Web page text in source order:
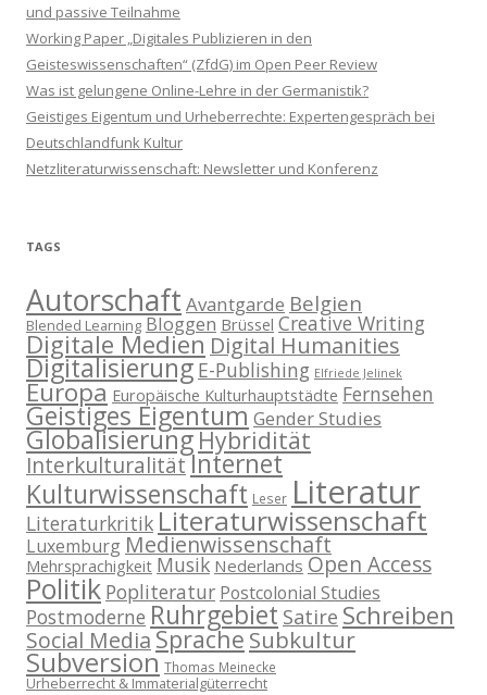
und passive Teilnahme
Working Paper „Digitales Publizieren in den
Geisteswissenschaften“ (ZfdG) im Open Peer Review
Was ist gelungene Online-Lehre in der Germanistik?
Geistiges Eigentum und Urheberrechte: Expertengespräch bei
Deutschlandfunk Kultur
Netzliteraturwissenschaft: Newsletter und Konferenz
TAGS
Autorschaft Avantgarde Belgien
Blended Learning Bloggen Brüssel Creative Writing
Digitale Medien Digital Humanities
Digitalisierung E-Publishing Elfriede Jelinek
Europa Europäische Kulturhauptstädte Fernsehen
Geistiges Eigentum Gender Studies
GlobalisierungHybridität
InterkulturalitätInternet
Kulturwissenschaft Leser Literatur
LiteraturkritikLiteraturwissenschaft
Luxemburg Medienwissenschaft
Mehrsprachigkeit Musik Nederlands Open Access
Politik Popliteratur Postcolonial Studies
Postmoderne Ruhrgebiet Satire Schreiben
Social MediaSpracheSubkultur
Subversion Thomas Meinecke
Urheberrecht & Immaterialgüterrecht